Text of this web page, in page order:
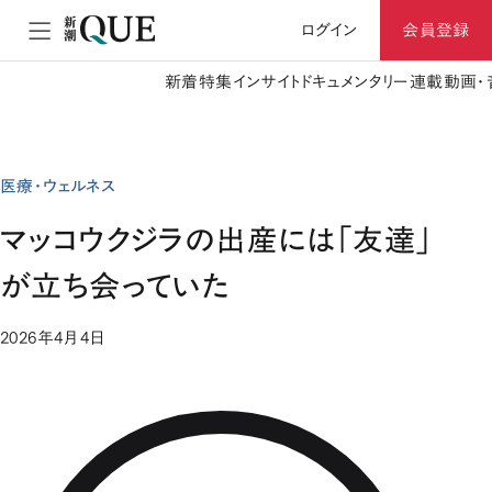
ログイン 会員登録
新着特集 インサイト ドキュメンタリー 連載動画
医療・ウェルネス
マッコウクジラの出産には「友達」
が立ち会っていた
2026年4月4日